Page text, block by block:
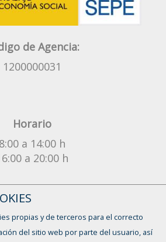
de Agencia:
1200000031
Horario
8:00 a 14:00 h
a 20:00 h
alguna duda?
CONTACTO
propias y de terceros para el correcto
del sitio web por parte del usuario, así